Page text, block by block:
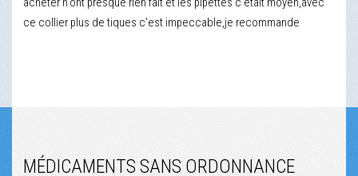
ce collier plus de tiques c'est impeccable,je recommande
MÉDICAMENTS SANS ORDONNANCE